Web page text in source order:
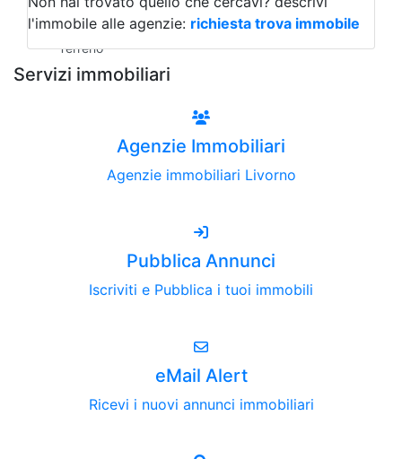
Qualsiasi
Terreno edificabile
Terreno
l'immobile alle agenzie: richiesta trova immobile
Servizi immobiliari
Agenzie Immobiliari
Agenzie immobiliari Livorno
Pubblica Annunci
Iscriviti e Pubblica i tuoi immobili
eMail Alert
Ricevi i nuovi annunci immobiliari